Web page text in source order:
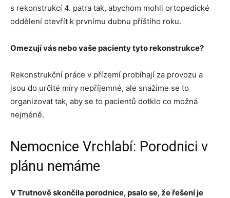
s rekonstrukcí 4. patra tak, abychom mohli ortopedické
oddělení otevřít k prvnímu dubnu příštího roku.
Omezují vás nebo vaše pacienty tyto rekonstrukce?
Rekonstrukční práce v přízemí probíhají za provozu a
jsou do určité míry nepříjemné, ale snažíme se to
organizovat tak, aby se to pacientů dotklo co možná
nejméně.
Nemocnice Vrchlabí: Porodnici v
plánu nemáme
V Trutnově skončila porodnice, psalo se, že řešení je